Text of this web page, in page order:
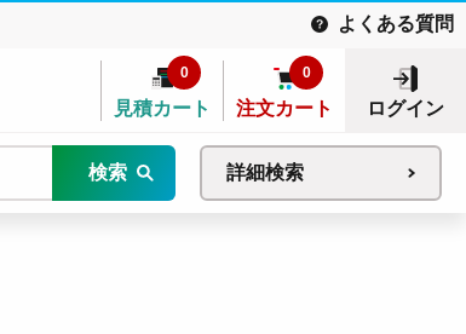
よくある質問
見積カート
0
注文カート
0
ログイン
検索 詳細検索